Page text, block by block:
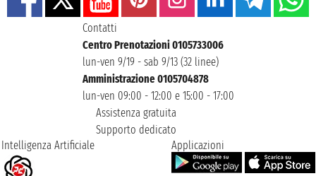
Contatti
Centro Prenotazioni 0105733006
lun-ven 9/19 - sab 9/13 (32 linee)
Amministrazione 0105704878
lun-ven 09:00 - 12:00 e 15:00 - 17:00
Assistenza gratuita
Supporto dedicato
Intelligenza Artificiale
Applicazioni